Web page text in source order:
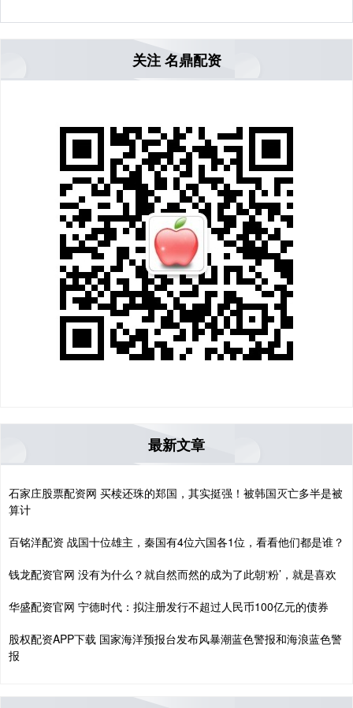
关注 名鼎配资
最新文章
石家庄股票配资网 买椟还珠的郑国，其实挺强！被韩国灭亡多半是被
算计
百铭洋配资 战国十位雄主，秦国有4位六国各1位，看看他们都是谁？
钱龙配资官网 没有为什么？就自然而然的成为了此朝‘粉’，就是喜欢
华盛配资官网 宁德时代：拟注册发行不超过人民币100亿元的债券
股权配资APP下载 国家海洋预报台发布风暴潮蓝色警报和海浪蓝色警
报